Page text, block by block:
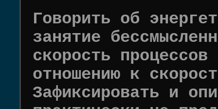
Говорить об
занятие
скорость
отношению к
Зафиксировать и